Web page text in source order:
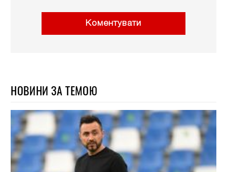
Коментувати
НОВИНИ ЗА ТЕМОЮ